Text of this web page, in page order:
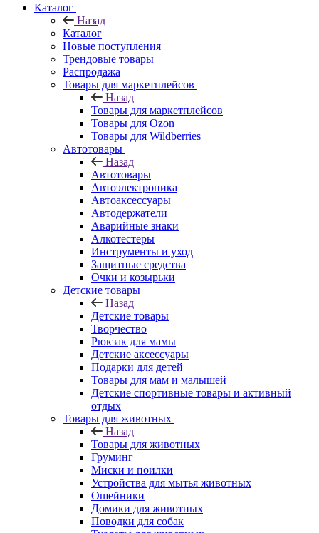
Каталог
Назад
Каталог
Новые поступления
Трендовые товары
Распродажа
Товары для маркетплейсов
Назад
Товары для маркетплейсов
Товары для Ozon
Товары для Wildberries
Автотовары
Назад
Автотовары
Автоэлектроника
Автоаксессуары
Автодержатели
Аварийные знаки
Алкотестеры
Инструменты и уход
Защитные средства
Очки и козырьки
Детские товары
Назад
Детские товары
Творчество
Рюкзак для мамы
Детские аксессуары
Подарки для детей
Товары для мам и малышей
Детские спортивные товары и активный
отдых
Товары для животных
Назад
Товары для животных
Груминг
Миски и поилки
Устройства для мытья животных
Ошейники
Домики для животных
Поводки для собак